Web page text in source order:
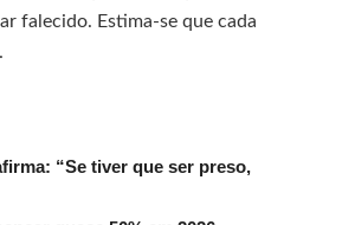
falecido. Estima-se que cada
“Se tiver que ser preso,